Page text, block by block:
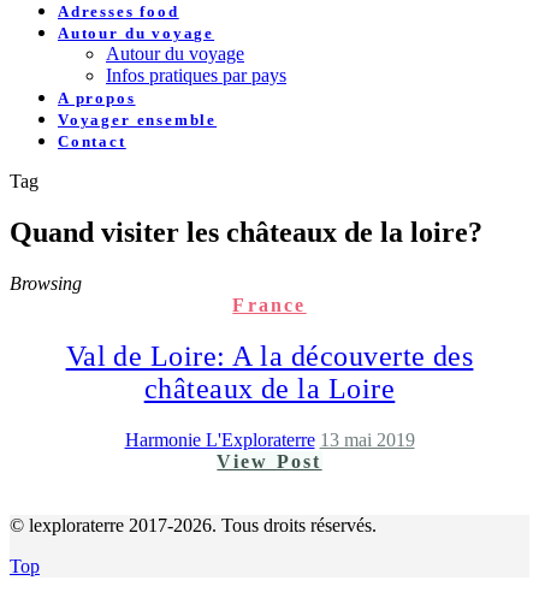
Adresses food
Autour du voyage
Autour du voyage
Infos pratiques par pays
A propos
Voyager ensemble
Contact
Tag
Quand visiter les châteaux de la loire?
Browsing
France
Val de Loire: A la découverte des
châteaux de la Loire
Harmonie L'Exploraterre 13 mai 2019
View Post
© lexploraterre 2017-2026. Tous droits réservés.
Top